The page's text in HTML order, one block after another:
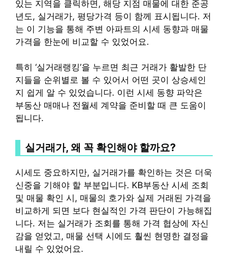
있는 지역을 클릭하면, 해당 지점 매물에 대한 준공
년도, 실거래가, 평당가격 등이 함께 표시됩니다. 저
는 이 기능을 통해 주변 아파트의 시세 동향과 매물
가격을 한눈에 비교할 수 있었어요.
특히 ‘실거래랭킹’을 누르면 최근 거래가 활발한 단
지들을 순위별로 볼 수 있어서 어떤 곳이 상승세인
지 쉽게 알 수 있었습니다. 이런 시세 동향 파악은
부동산 매매나 전월세 계약을 준비할 때 큰 도움이
됩니다.
실거래가, 왜 꼭 확인해야 할까요?
시세도 중요하지만, 실거래가를 확인하는 것은 더욱
신중을 기해야 할 부분입니다. KB부동산 시세 조회
및 매물 확인 시, 매물의 호가와 실제 거래된 가격을
비교하게 되면 보다 현실적인 가격 판단이 가능해집
니다. 저는 실거래가 조회를 통해 가격 협상에 자신
감을 얻었고, 매물 선택 시에도 훨씬 현명한 결정을
내릴 수 있었어요.